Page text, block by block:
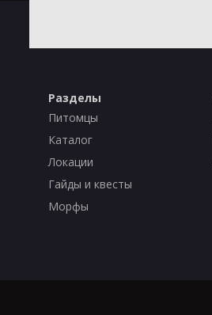
Разделы
Питомцы
Каталог
Локации
Гайды и квесты
Морфы